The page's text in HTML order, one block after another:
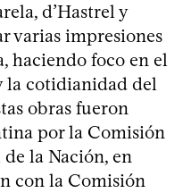
d’Hastrel y
varias impresiones
haciendo foco en el
la cotidianidad del
obras fueron
por la Comisión
la Nación, en
con la Comisión